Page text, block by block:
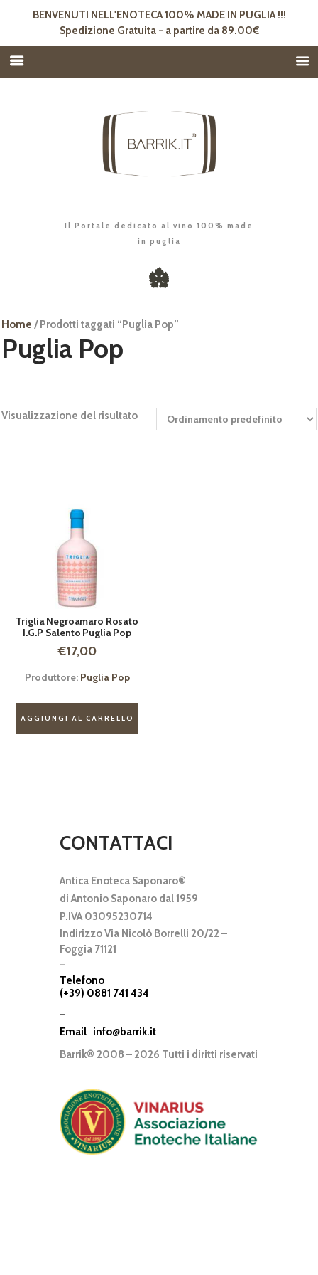
BENVENUTI NELL'ENOTECA 100% MADE IN PUGLIA !!!
Spedizione Gratuita - a partire da 89.00€
Il Portale dedicato al vino 100% made
in puglia
Home / Prodotti taggati “Puglia Pop”
Puglia Pop
Visualizzazione del risultato
Triglia Negroamaro Rosato
I.G.P Salento Puglia Pop
€17,00
Produttore: Puglia Pop
AGGIUNGI AL CARRELLO
CONTATTACI
Antica Enoteca Saponaro®
di Antonio Saponaro dal 1959
P.IVA 03095230714
Indirizzo Via Nicolò Borrelli 20/22 –
Foggia 71121
–
Telefono
(+39) 0881 741 434
–
Email info@barrik.it
Barrik® 2008 – 2026 Tutti i diritti riservati